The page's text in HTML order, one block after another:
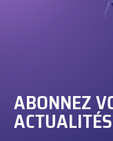
ABONNEZ
ACTUALITÉS